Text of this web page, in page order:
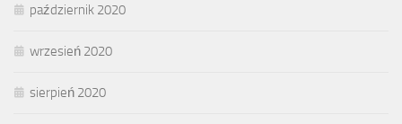
październik 2020
wrzesień 2020
sierpień 2020